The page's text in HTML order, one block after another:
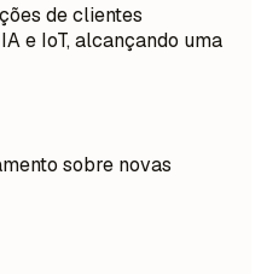
de clientes
e IoT, alcançando uma
sobre novas